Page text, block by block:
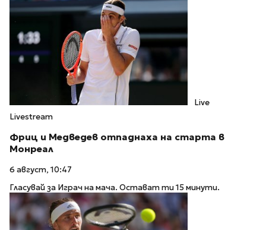
Live
Livestream
Фриц и Медведев отпаднаха на старта в
Монреал
6 август, 10:47
Гласувай за Играч на мача. Остават ти 15 минути.